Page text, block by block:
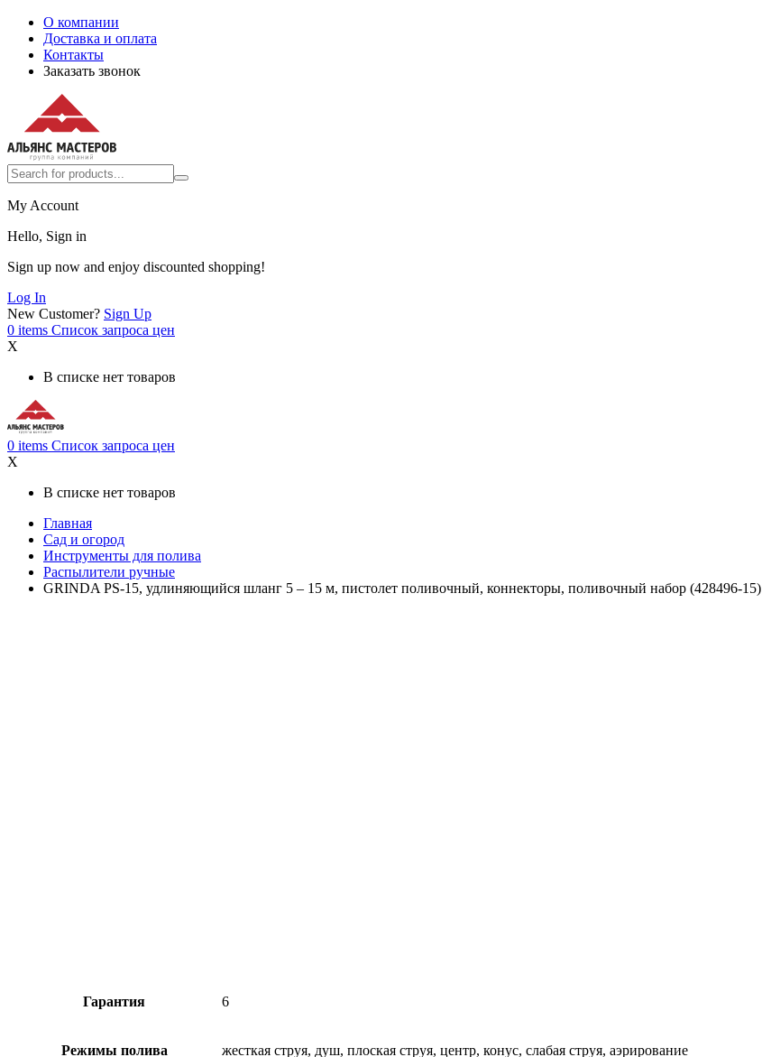
О компании
Доставка и оплата
Контакты
Заказать звонок
My Account
Hello, Sign in
Sign up now and enjoy discounted shopping!
Log In
New Customer? Sign Up
0 items Список запроса цен
X
В списке нет товаров
0 items Список запроса цен
X
В списке нет товаров
Главная
Сад и огород
Инструменты для полива
Распылители ручные
GRINDA PS-15, удлиняющийся шланг 5 – 15 м, пистолет поливочный, коннекторы, поливочный набор (428496-15)
Гарантия 6
Режимы полива жесткая струя, душ, плоская струя, центр, конус, слабая струя, аэрирование